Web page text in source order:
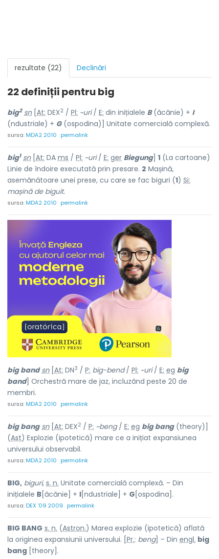
rezultate (22) Declinări
22 definiții pentru big
big2 sn[ At: DEX2 / Pl: ~uri/ E: din inițialele B(ăcănie) + I
(ndustriale) + G(ospodina)] Unitate comercială complexă.
sursa:MDA2 2010 permalink
big1 sn[ At: DA ms / Pl: ~uri/ E: ger Biegung] 1 (La cartoane)
Linie de îndoire executată prin presare. 2 Mașină,
asemănătoare unei prese, cu care se fac biguri (1) Si:
mașină de biguit.
sursa:MDA2 2010 permalink
big band sn[ At: DN3 / P: big-bend/ Pl: ~uri/ E: eg big
band] Orchestră mare de jaz, incluzând peste 20 de
membri.
sursa:MDA2 2010 permalink
big bang sn[ At: DEX2 / P: ~beng/ E: eg big bang(theory)]
(Ast) Explozie (ipotetică) mare ce a inițiat expansiunea
universului observabil.
sursa:MDA2 2010 permalink
BIG, biguri, s. n. Unitate comercială complexă. – Din
inițialele B [ăcănie] + I [ndustriale] + G [ospodina].
sursa:DEX '09 2009 permalink
BIG BANG s. n. (Astron.) Marea explozie (ipotetică) aflată
la originea expansiunii universului. [ Pr.: beng] – Din engl. big
bang [theory].